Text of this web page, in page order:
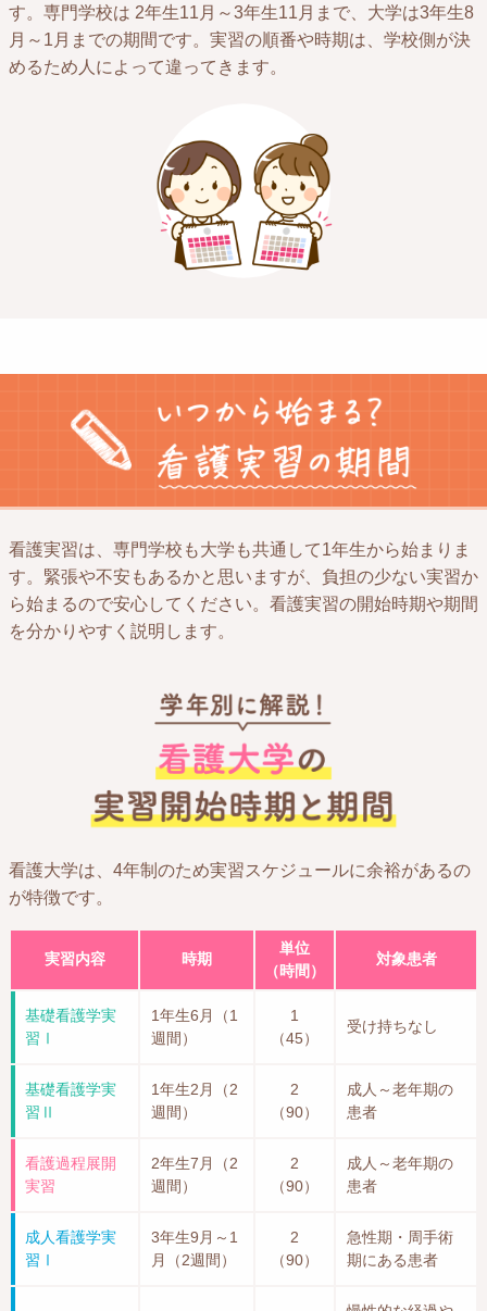
す。専門学校は 2年生11月～3年生11月まで、大学は3年生8
月～1月までの期間です。実習の順番や時期は、学校側が決
めるため人によって違ってきます。
看護実習は、専門学校も大学も共通して1年生から始まりま
す。緊張や不安もあるかと思いますが、負担の少ない実習か
ら始まるので安心してください。看護実習の開始時期や期間
を分かりやすく説明します。
看護大学は、4年制のため実習スケジュールに余裕があるの
が特徴です。
実習内容 時期
単位
（時間）
対象患者
基礎看護学実
習Ⅰ
1年生6月
（1
週間）
1
（45）
受け持ちなし
基礎看護学実
習Ⅱ
1年生2月
（2
週間）
2
（90）
成人～老年期の
患者
看護過程展開
実習
2年生7月
（2
週間）
2
（90）
成人～老年期の
患者
成人看護学実
習Ⅰ
3年生9月～1
月
（2週間）
2
（90）
急性期・周手術
期にある患者